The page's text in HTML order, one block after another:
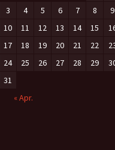
3
4 5 6 7 8
9
10
11 12 13 14 15
17
18 19 20 21 22
24
25 26 27 28 29
31
« Apr.